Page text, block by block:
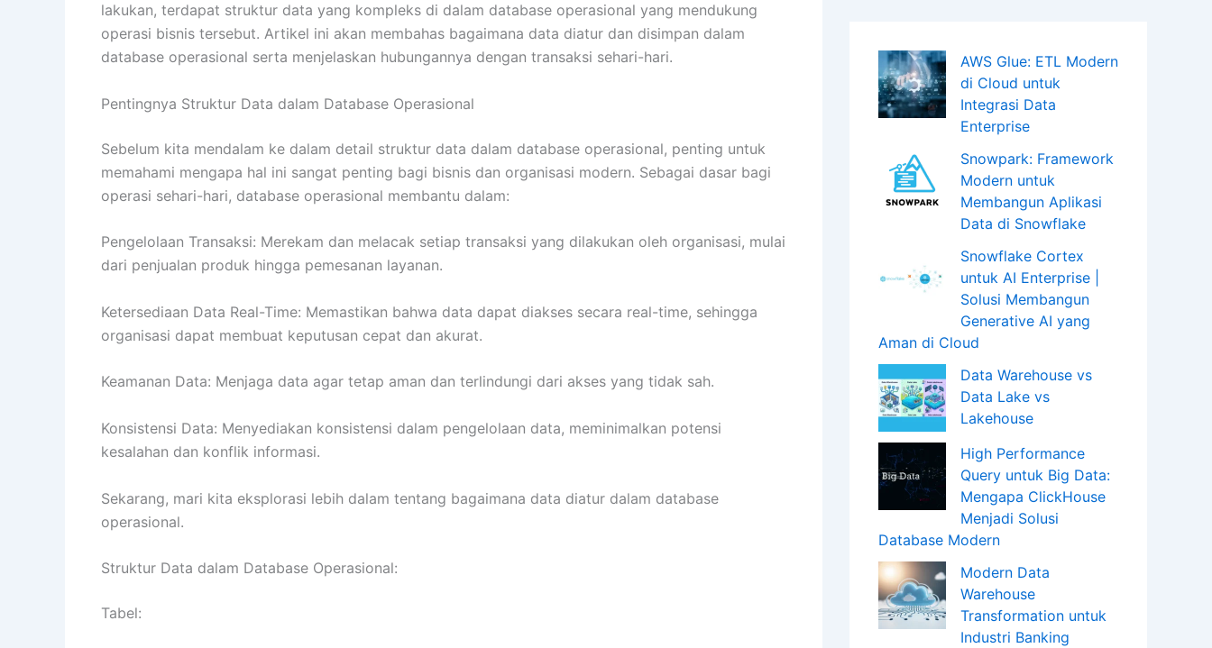
lakukan, terdapat struktur data yang kompleks di dalam database operasional yang mendukung
operasi bisnis tersebut. Artikel ini akan membahas bagaimana data diatur dan disimpan dalam
database operasional serta menjelaskan hubungannya dengan transaksi sehari-hari.
Pentingnya Struktur Data dalam Database Operasional
Sebelum kita mendalam ke dalam detail struktur data dalam database operasional, penting untuk
memahami mengapa hal ini sangat penting bagi bisnis dan organisasi modern. Sebagai dasar bagi
operasi sehari-hari, database operasional membantu dalam:
Pengelolaan Transaksi: Merekam dan melacak setiap transaksi yang dilakukan oleh organisasi, mulai
dari penjualan produk hingga pemesanan layanan.
Ketersediaan Data Real-Time: Memastikan bahwa data dapat diakses secara real-time, sehingga
organisasi dapat membuat keputusan cepat dan akurat.
Keamanan Data: Menjaga data agar tetap aman dan terlindungi dari akses yang tidak sah.
Konsistensi Data: Menyediakan konsistensi dalam pengelolaan data, meminimalkan potensi
kesalahan dan konflik informasi.
Sekarang, mari kita eksplorasi lebih dalam tentang bagaimana data diatur dalam database
operasional.
Struktur Data dalam Database Operasional:
Tabel:
AWS Glue: ETL Modern
di Cloud untuk
Integrasi Data
Enterprise
Snowpark: Framework
Modern untuk
Membangun Aplikasi
Data di Snowflake
Snowflake Cortex
untuk AI Enterprise |
Solusi Membangun
Generative AI yang
Aman di Cloud
Data Warehouse vs
Data Lake vs
Lakehouse
High Performance
Query untuk Big Data:
Mengapa ClickHouse
Menjadi Solusi
Database Modern
Modern Data
Warehouse
Transformation untuk
Industri Banking